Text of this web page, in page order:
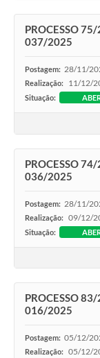
PROCESSO
037/2025
Postagem: 28/11/
Realização: 11/12/
Situação:
PROCESSO
036/2025
Postagem: 28/11/
Realização: 09/12/
Situação:
PROCESSO
016/2025
Postagem: 05/12/
Realização: 05/12/